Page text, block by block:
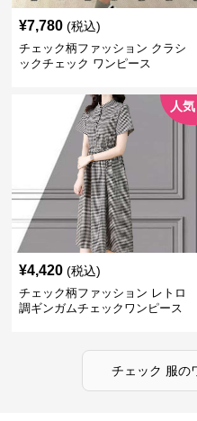
¥7,780 (税込)
チェック柄ファッション クラシ
ックチェック ワンピース
人気
¥4,420 (税込)
チェック柄ファッション レトロ
調ギンガムチェックワンピース
チェック 服の